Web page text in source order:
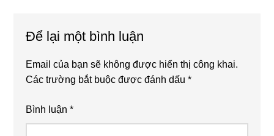
Interactions
Để lại một bình luận
Email của bạn sẽ không được hiển thị công khai.
Các trường bắt buộc được đánh dấu*
Bình luận*